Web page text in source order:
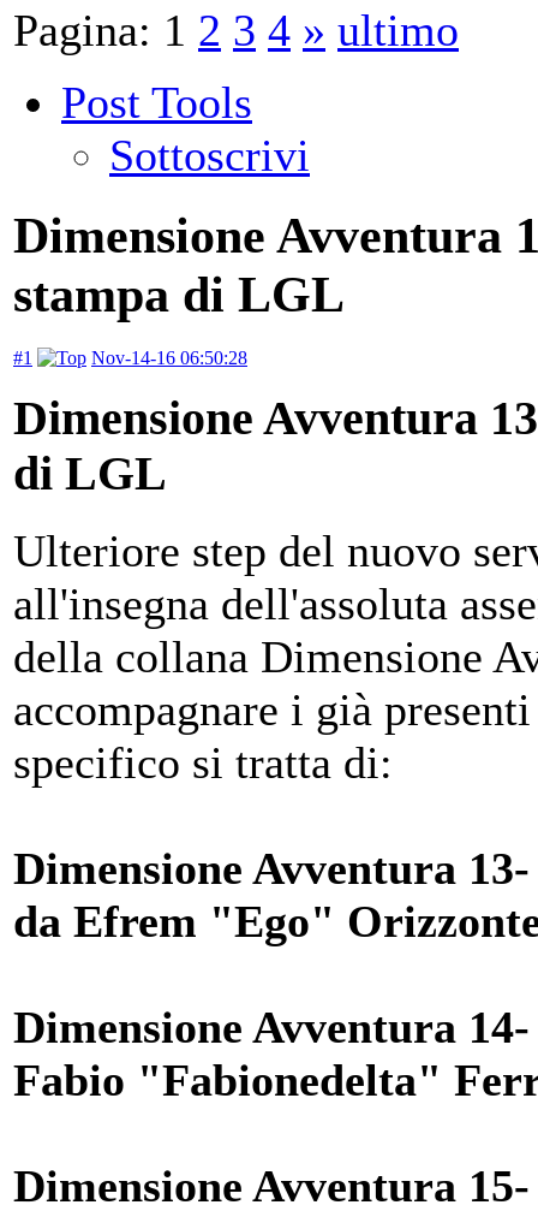
Pagina: 1 2 3 4 » ultimo
Post Tools
Sottoscrivi
Dimensione Avventura
stampa di LGL
#1 Nov-14-16 06:50:28
Dimensione Avventura
di LGL
Ulteriore step del nuovo
all'insegna dell'assoluta
della collana Dimensione
accompagnare i già
specifico si tratta di:
Dimensione Avventura
da Efrem "Ego"
Dimensione Avventura
Fabio "Fabionedelta"
Dimensione Avventura